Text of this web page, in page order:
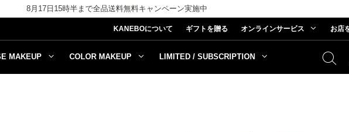
8月17日15時半まで全品送料無料キャンペーン実施中
KANEBOについて ギフトを贈る オンラインサービス お店
MAKEUP COLOR MAKEUP LIMITED / SUBSCRIPTION